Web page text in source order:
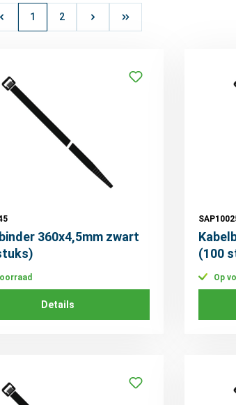
1 2
360x4,5mm zwart
Details
(100
Op